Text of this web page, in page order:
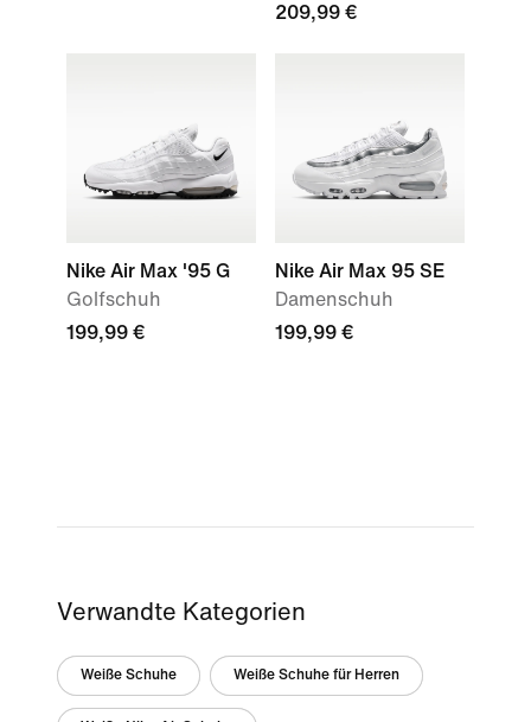
209,99 €
Nike Air Max '95 G
Golfschuh
199,99 €
Nike Air Max 95 SE
Damenschuh
199,99 €
Verwandte Kategorien
Weiße Schuhe Weiße Schuhe für Herren